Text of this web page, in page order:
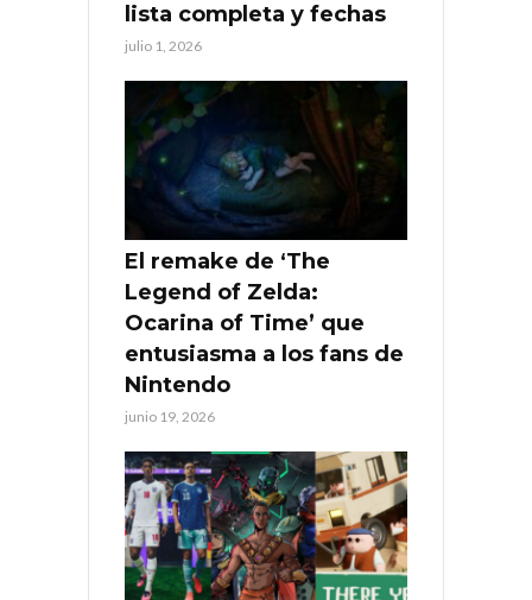
lista completa y fechas
julio 1, 2026
El remake de ‘The
Legend of Zelda:
Ocarina of Time’ que
entusiasma a los fans de
Nintendo
junio 19, 2026